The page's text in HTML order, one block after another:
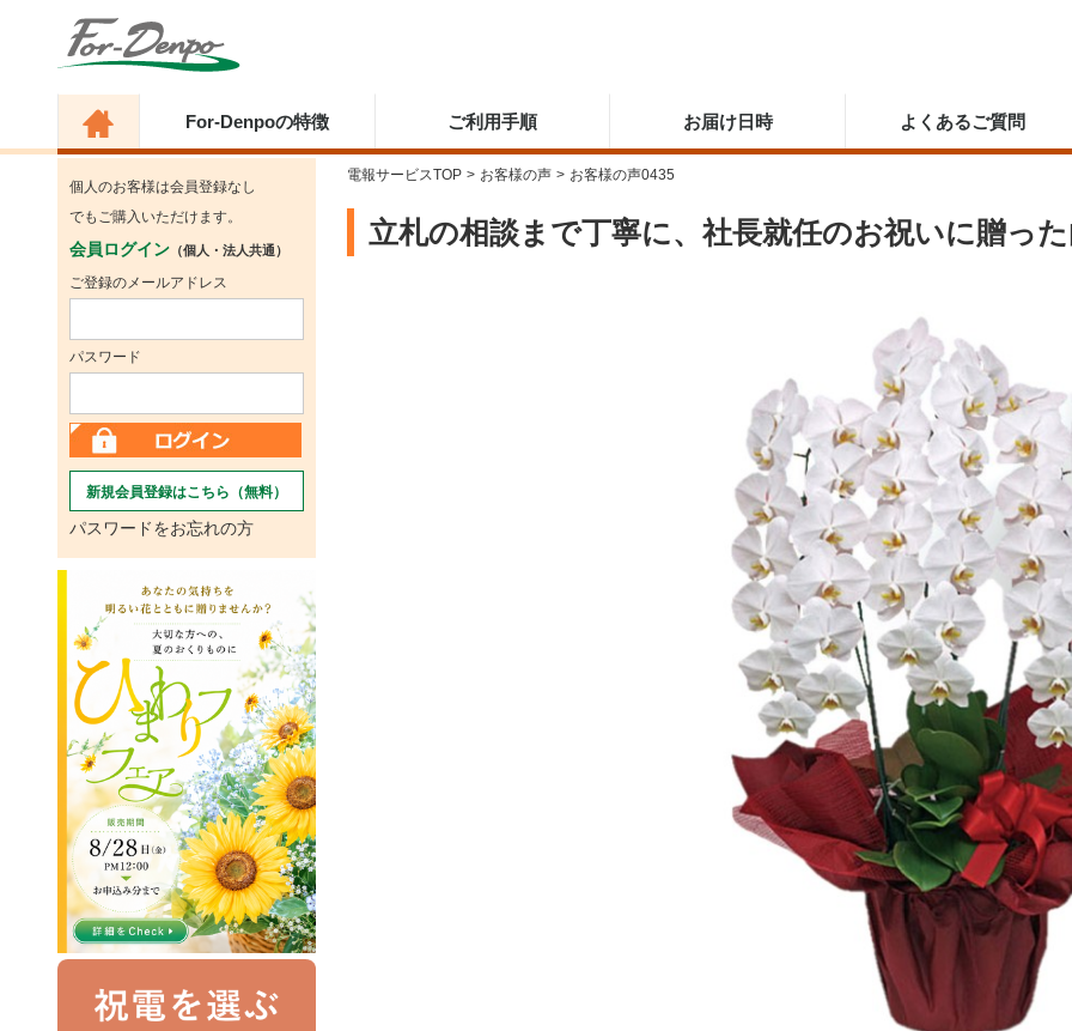
For-Denpoの特徴 ご利用手順 お届け日時 よくあるご質問
個人のお客様は会員登録なし
でもご購入いただけます。
会員ログイン （個人・法人共通）
ご登録のメールアドレス
パスワード
新規会員登録はこちら（無料）
パスワードをお忘れの方
電報サービスTOP > お客様の声 > お客様の声0435
立札の相談まで丁寧に、社長就任のお祝いに贈っ